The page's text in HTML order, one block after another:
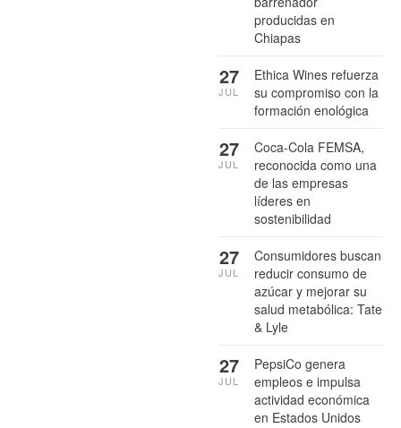
producidas en
Chiapas
Ethica Wines refuerza
su compromiso con la
formación enológica
27
JUL
Coca-Cola FEMSA,
reconocida como una
de las empresas
líderes en
sostenibilidad
27
JUL
Consumidores buscan
reducir consumo de
azúcar y mejorar su
salud metabólica: Tate
& Lyle
27
JUL
PepsiCo genera
empleos e impulsa
actividad económica
en Estados Unidos
27
JUL